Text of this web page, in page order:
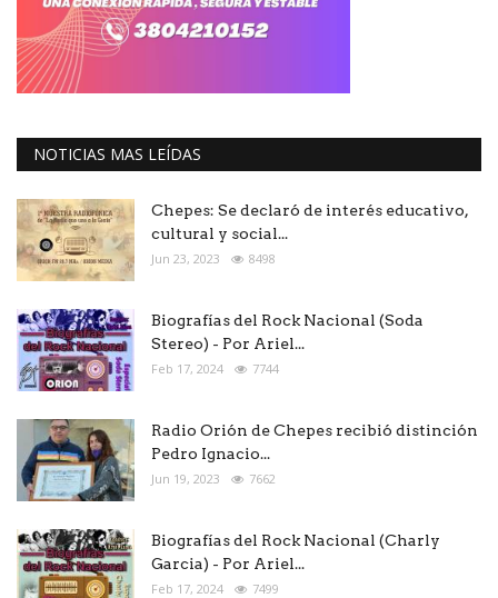
NOTICIAS MAS LEÍDAS
Chepes: Se declaró de interés educativo,
cultural y social...
Jun 23, 2023 8498
Biografías del Rock Nacional (Soda
Stereo) - Por Ariel...
Feb 17, 2024 7744
Radio Orión de Chepes recibió distinción
Pedro Ignacio...
Jun 19, 2023 7662
Biografías del Rock Nacional (Charly
Garcia) - Por Ariel...
Feb 17, 2024 7499